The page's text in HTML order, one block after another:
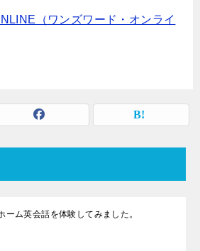
（ワンズワード・オンライ
ーム英会話を体験してみました。